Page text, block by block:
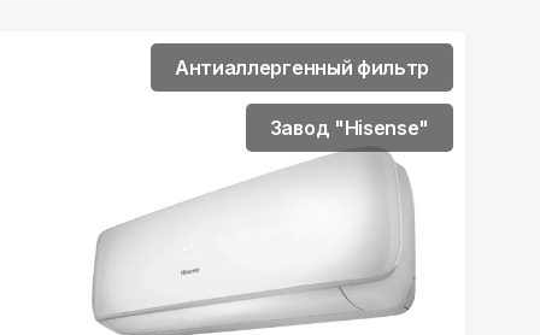
Антиаллергенный фильтр
Завод "Hisense"